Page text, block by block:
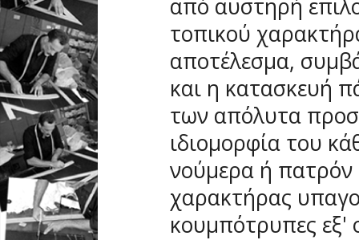
από αυστηρή
τοπικού
αποτέλεσμα,
και η κατασκευή
των απόλυτα
ιδιομορφία του
νούμερα ή πατρόν
χαρακτήρας
κουμπότρυπες εξ'